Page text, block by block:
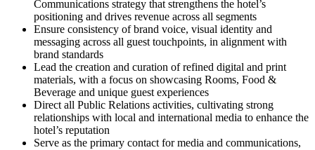
Communications strategy that strengthens the hotel’s
positioning and drives revenue across all segments
Ensure consistency of brand voice, visual identity and
messaging across all guest touchpoints, in alignment with
brand standards
Lead the creation and curation of refined digital and print
materials, with a focus on showcasing Rooms, Food &
Beverage and unique guest experiences
Direct all Public Relations activities, cultivating strong
relationships with local and international media to enhance the
hotel’s reputation
Serve as the primary contact for media and communications,